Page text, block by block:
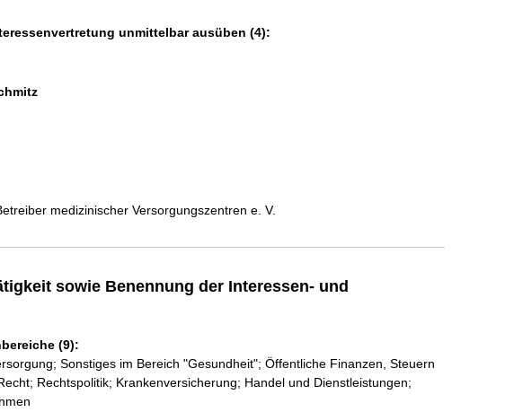
unmittelbar ausüben (4):
medizinischer Versorgungszentren e. V.
sowie Benennung der Interessen- und
(9):
Sonstiges im Bereich "Gesundheit"; Öffentliche Finanzen, Steuern
Rechtspolitik; Krankenversicherung; Handel und Dienstleistungen;